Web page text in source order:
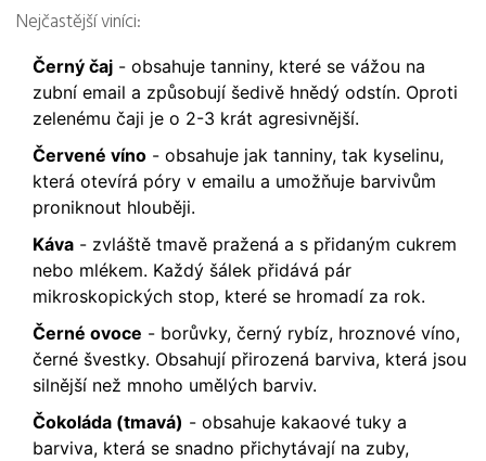
Nejčastější viníci:
Černý čaj - obsahuje tanniny, které se vážou na
zubní email a způsobují šedivě hnědý odstín. Oproti
zelenému čaji je o 2-3 krát agresivnější.
Červené víno - obsahuje jak tanniny, tak kyselinu,
která otevírá póry v emailu a umožňuje barvivům
proniknout hlouběji.
Káva - zvláště tmavě pražená a s přidaným cukrem
nebo mlékem. Každý šálek přidává pár
mikroskopických stop, které se hromadí za rok.
Černé ovoce - borůvky, černý rybíz, hroznové víno,
černé švestky. Obsahují přirozená barviva, která jsou
silnější než mnoho umělých barviv.
Čokoláda (tmavá) - obsahuje kakaové tuky a
barviva, která se snadno přichytávají na zuby,